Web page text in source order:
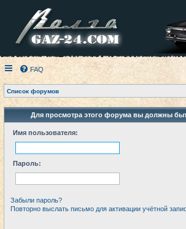
FAQ
Список форумов
Для просмотра этого форума вы должны
Имя пользователя:
Пароль:
Забыли пароль?
Повторно выслать письмо для активации учётной